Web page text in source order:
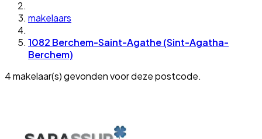
makelaars
1082 Berchem-Saint-Agathe (Sint-Agatha-
Berchem)
4 makelaar(s) gevonden voor deze postcode.